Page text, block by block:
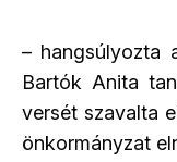
– hangsúlyozta
Bartók Anita
versét szavalta
önkormányzat